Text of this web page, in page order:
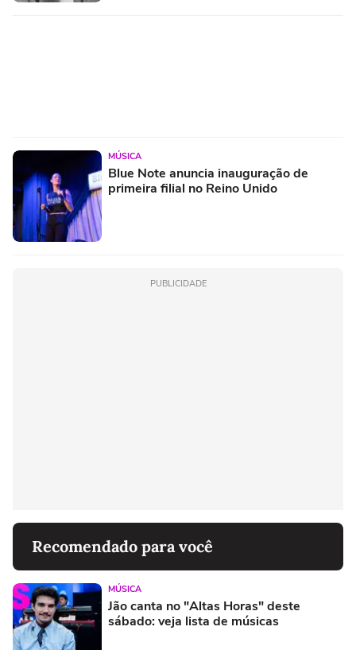
MÚSICA
Blue Note anuncia inauguração de
primeira filial no Reino Unido
PUBLICIDADE
Recomendado para você
MÚSICA
Jão canta no "Altas Horas" deste
sábado: veja lista de músicas